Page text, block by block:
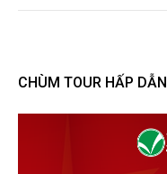
CHÙM TOUR HẤP DẪN